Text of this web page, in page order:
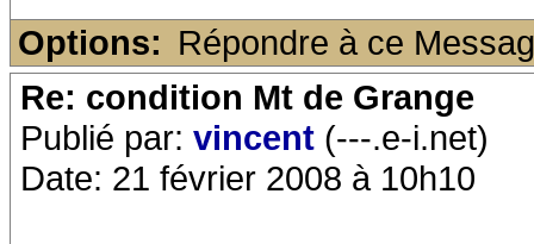
Options: Répondre à ce
Re: condition Mt de Grange
Publié par: vincent (---.e-i.net)
Date: 21 février 2008 à 10h10